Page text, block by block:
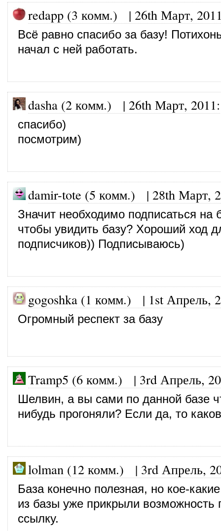
redapp (3 комм.) | 26th Март,
Всё равно спасибо за базу!
начал с ней работать.
dasha (2 комм.) | 26th Март, 2011:
спасибо)
посмотрим)
damir-tote (5 комм.) | 28th Март,
Значит необходимо подписаться на
чтобы увидить базу? Хороший ход
подписчиков)) Подписываюсь)
gogoshka (1 комм.) | 1st Апрель,
Огромный респект за базу
Tramp5 (6 комм.) | 3rd Апрель,
Шелвин, а вы сами по данной базе
нибудь прогоняли? Если да, то
lolman (12 комм.) | 3rd Апрель,
База конечно полезная, но кое-
из базы уже прикрыли возможность
ссылку.